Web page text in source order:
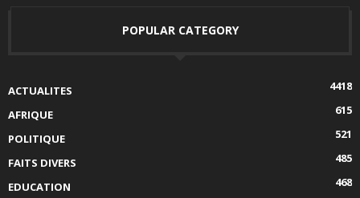
POPULAR CATEGORY
ACTUALITES
4418
AFRIQUE
615
POLITIQUE
521
FAITS DIVERS
485
EDUCATION
468